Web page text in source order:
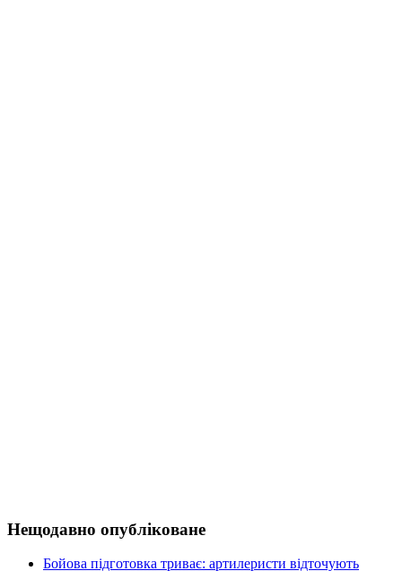
Нещодавно опубліковане
Бойова підготовка триває: артилеристи відточують